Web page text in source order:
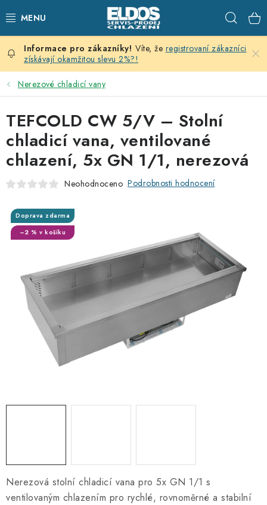
na
PRODEJNÍ CHLAZENÍ
SKLADOVACÍ CHLAZENÍ
CHLAZENÍ PRO PŘÍPRAVU
VÝČEPNÍ ZAŘÍZENÍ
KLIMATIZACE
ZNAČKY
Informační centrum Proč zvolit TEFCOLD
Kontakty
Hodnocení obchodu
Obchodní podmínky
Víte, že registrovaní zákazníci
získávají okamžitou slevu 2%?!
Nerezové chladicí vany
Nerezová stolní chladicí vana pro 5x GN 1/1 s
ventilovaným chlazením pro rychlé, rovnoměrné a stabilní
TEFCOLD CW 5/V – Stolní
chladicí vana, ventilované
chlazení, 5x GN 1/1, nerezová
Neohodnoceno Podrobnosti hodnocení
Doprava zdarma
–2 % v košíku